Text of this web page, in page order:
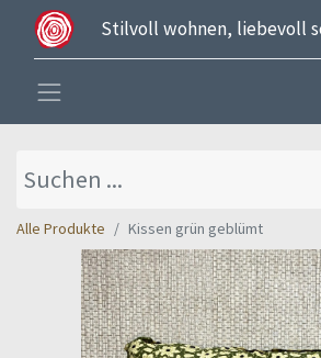
Stilvoll wohnen, liebevoll
Alle Produkte Kissen grün geblümt